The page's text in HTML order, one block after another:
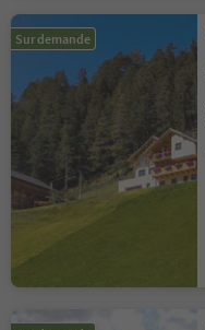
Sur demande